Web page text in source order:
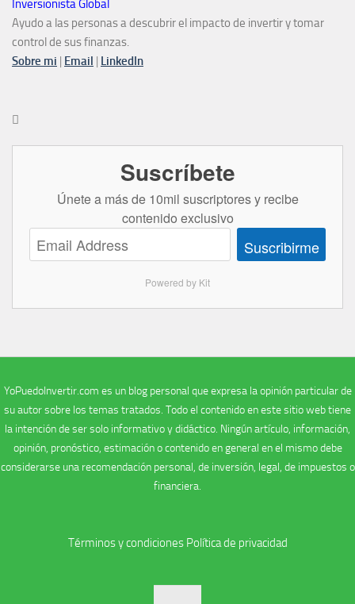
Inversionista Global
Ayudo a las personas a descubrir el impacto de invertir y tomar
control de sus finanzas.
Sobre mi | Email | LinkedIn

Suscríbete
Únete a más de 10mil suscriptores y recibe
contenido exclusivo
Suscribirme
Powered by Kit
YoPuedoInvertir.com es un blog personal que expresa la opinión particular de
su autor sobre los temas tratados. Todo el contenido en este sitio web tiene
la intención de ser solo informativo y didáctico. Ningún artículo, información,
opinión, pronóstico, estimación o contenido en general en el mismo debe
considerarse una recomendación personal, de inversión, legal, de impuestos o
financiera.
Términos y condiciones Política de privacidad